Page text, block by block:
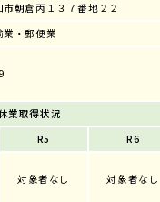
市朝倉丙１３７番地２２
業・郵便業
業取得状況
R5
R6
対象者なし 対象者なし